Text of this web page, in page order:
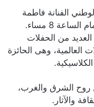
الفنانة فاطمة
من الحفلات
العالمية، وهى الحائزة
روح الشرق والغرب،
والآثار.